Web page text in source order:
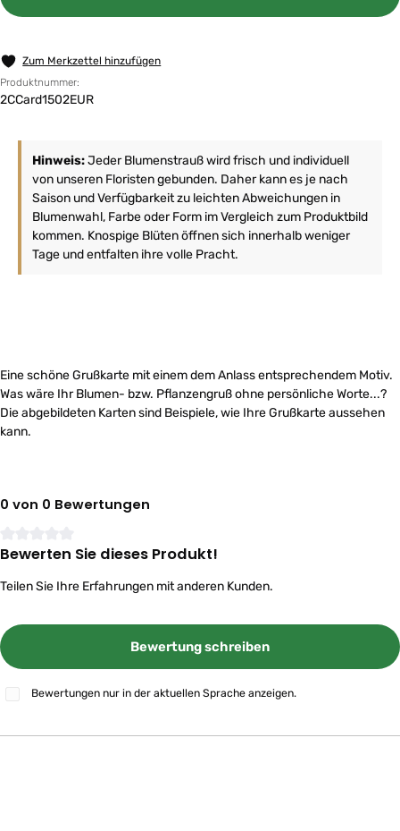
Zum Merkzettel hinzufügen
Produktnummer:
2CCard1502EUR
Hinweis:Jeder Blumenstrauß wird frisch und individuell
von unseren Floristen gebunden. Daher kann es je nach
Saison und Verfügbarkeit zu leichten Abweichungen in
Blumenwahl, Farbe oder Form im Vergleich zum Produktbild
kommen. Knospige Blüten öffnen sich innerhalb weniger
Tage und entfalten ihre volle Pracht.
Eine schöne Grußkarte mit einem dem Anlass entsprechendem Motiv.
Was wäre Ihr Blumen- bzw. Pflanzengruß ohne persönliche Worte...?
Die abgebildeten Karten sind Beispiele, wie Ihre Grußkarte aussehen
kann.
0 von 0 Bewertungen
Durchschnittliche Bewertung von 0 von 5 Sternen
Bewerten Sie dieses Produkt!
Teilen Sie Ihre Erfahrungen mit anderen Kunden.
Bewertung schreiben
Bewertungen nur in der aktuellen Sprache anzeigen.